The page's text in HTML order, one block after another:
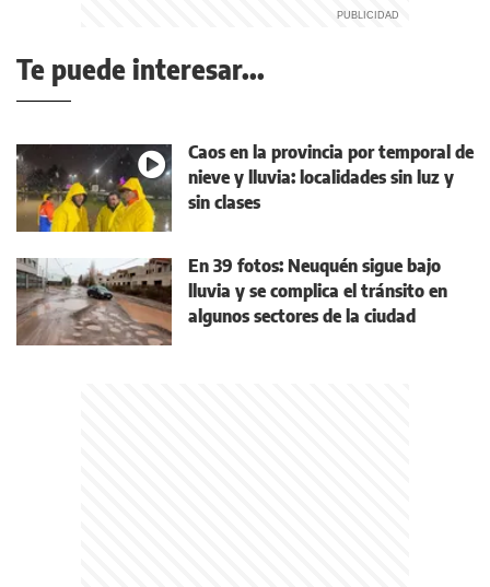
Te puede interesar...
Caos en la provincia por temporal de
nieve y lluvia: localidades sin luz y
sin clases
En 39 fotos: Neuquén sigue bajo
lluvia y se complica el tránsito en
algunos sectores de la ciudad